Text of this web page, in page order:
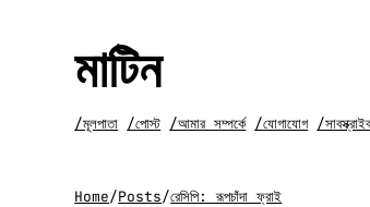
মাটিন
/মূলপাতা /পোস্ট /আমার সম্পর্কে /যোগাযোগ /সাবস্ক্রাইব
Home/Posts/রেসিপি: রূপচাঁদা ফ্রাই